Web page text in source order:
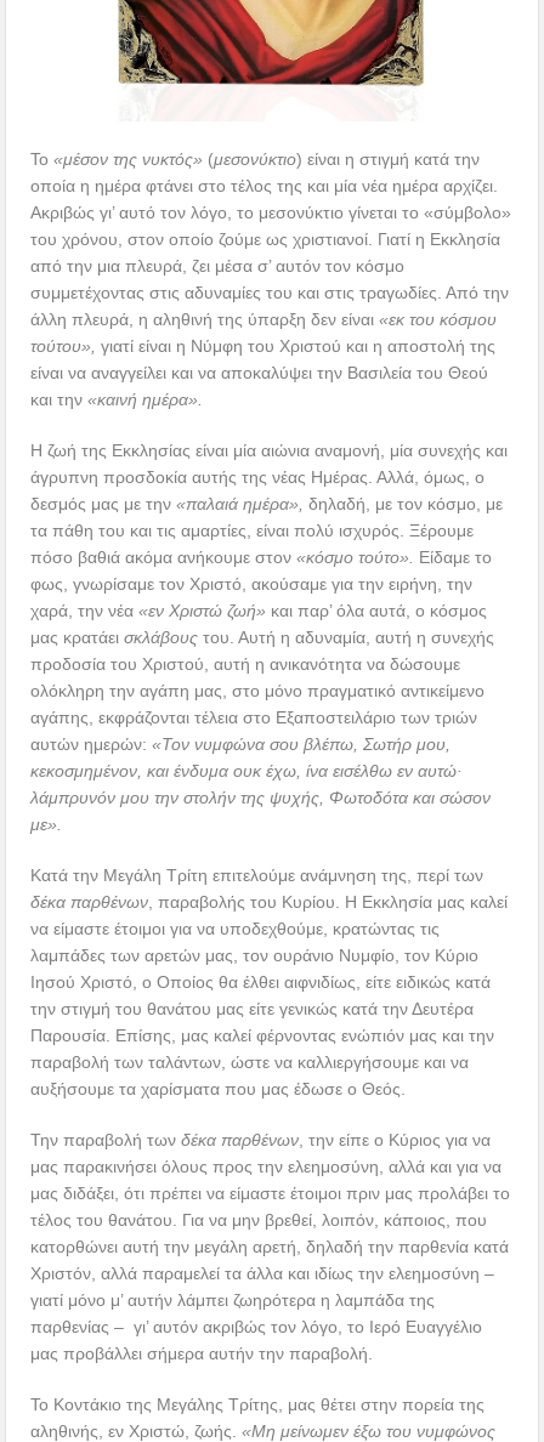
Το«μέσον της νυκτός» (μεσονύκτιο) είναι η στιγμή κατά την
οποία η ημέρα φτάνει στο τέλος της και μία νέα ημέρα αρχίζει.
Ακριβώς γι’ αυτό τον λόγο, το μεσονύκτιο γίνεται το «σύμβολο»
του χρόνου, στον οποίο ζούμε ως χριστιανοί. Γιατί η Εκκλησία
από την μια πλευρά, ζει μέσα σ’ αυτόν τον κόσμο
συμμετέχοντας στις αδυναμίες του και στις τραγωδίες. Από την
άλλη πλευρά, η αληθινή της ύπαρξη δεν είναι«εκ του κόσμου
τούτου»,γιατί είναι η Νύμφη του Χριστού και η αποστολή της
είναι να αναγγείλει και να αποκαλύψει την Βασιλεία του Θεού
και την«καινή ημέρα».
Η ζωή της Εκκλησίας είναι μία αιώνια αναμονή, μία συνεχής και
άγρυπνη προσδοκία αυτής της νέας Ημέρας. Αλλά, όμως, ο
δεσμός μας με την«παλαιά ημέρα»,δηλαδή, με τον κόσμο, με
τα πάθη του και τις αμαρτίες, είναι πολύ ισχυρός. Ξέρουμε
πόσο βαθιά ακόμα ανήκουμε στον«κόσμο τούτο». Είδαμε το
φως, γνωρίσαμε τον Χριστό, ακούσαμε για την ειρήνη, την
χαρά, την νέα«εν Χριστώ ζωή» και παρ’ όλα αυτά, ο κόσμος
μας κρατάεισκλάβουςτου. Αυτή η αδυναμία, αυτή η συνεχής
προδοσία του Χριστού, αυτή η ανικανότητα να δώσουμε
ολόκληρη την αγάπη μας, στο μόνο πραγματικό αντικείμενο
αγάπης, εκφράζονται τέλεια στο Εξαποστειλάριο των τριών
αυτών ημερών:«Τον νυμφώνα σου βλέπω, Σωτήρ μου,
κεκοσμημένον, και ένδυμα ουκ έχω, ίνα εισέλθω εν αυτώ·
λάμπρυνόν μου την στολήν της ψυχής, Φωτοδότα και σώσον
με».
Κατά την Μεγάλη Τρίτη επιτελούμε ανάμνηση της, περί των
δέκα παρθένων , παραβολής του Κυρίου. Η Εκκλησία μας καλεί
να είμαστε έτοιμοι για να υποδεχθούμε, κρατώντας τις
λαμπάδες των αρετών μας, τον ουράνιο Νυμφίο, τον Κύριο
Ιησού Χριστό, ο Οποίος θα έλθει αιφνιδίως, είτε ειδικώς κατά
την στιγμή του θανάτου μας είτε γενικώς κατά την Δευτέρα
Παρουσία. Επίσης, μας καλεί φέρνοντας ενώπιόν μας και την
παραβολή των ταλάντων, ώστε να καλλιεργήσουμε και να
αυξήσουμε τα χαρίσματα που μας έδωσε ο Θεός.
Την παραβολή τωνδέκα παρθένων , την είπε ο Κύριος για να
μας παρακινήσει όλους προς την ελεημοσύνη, αλλά και για να
μας διδάξει, ότι πρέπει να είμαστε έτοιμοι πριν μας προλάβει το
τέλος του θανάτου. Για να μην βρεθεί, λοιπόν, κάποιος, που
κατορθώνει αυτή την μεγάλη αρετή, δηλαδή την παρθενία κατά
Χριστόν, αλλά παραμελεί τα άλλα και ιδίως την ελεημοσύνη –
γιατί μόνο μ’ αυτήν λάμπει ζωηρότερα η λαμπάδα της
παρθενίας – γι’ αυτόν ακριβώς τον λόγο, το Ιερό Ευαγγέλιο
μας προβάλλει σήμερα αυτήν την παραβολή.
Το Κοντάκιο της Μεγάλης Τρίτης, μας θέτει στην πορεία της
αληθινής, εν Χριστώ, ζωής.«Μη μείνωμεν έξω του νυμφώνος